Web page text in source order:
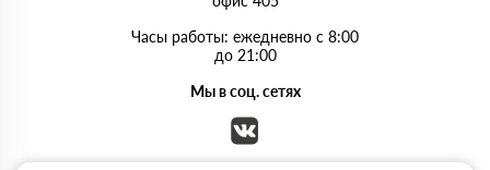
Часы работы: ежедневно с 8:00
до 21:00
Мы в соц. сетях